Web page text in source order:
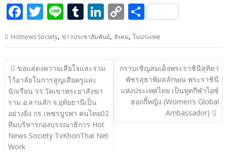
F
e
b
o
o
k
T
itt
er
Li
e
T
m
bl
r
Li
n
k
e
dI
C
o
p
y
Li
n
k
S
ar
e
Hotnews Society,ข่าวประชาสัมพันธ์, สังคม,ในประเทศ
แนะแนว
เรื่อง
ขอแสดงความเสียใจและร่วม
ไว้อาลัยในการสูญเสียครูและ
นักเรียน รร.วัดเขาพระยาสังฆา
ราม อ.ลานสัก จ.อุทัยธานีเป็น
อย่างยิ่ง กร เพชรบูรพา คนไทย02
ทีมบริหารกองบรรณาธิการ Hot
News Society TvKhonThai Net
Work
กราบเชิญสมเด็จพระราชินีสุทิดา
พัชรสุธาพิมลลักษณ พระราชินี
แห่งประเทศไทย เป็นทูตกีฬาไอซ์
ฮอกกี้หญิง (Women’s Global
Ambassador)